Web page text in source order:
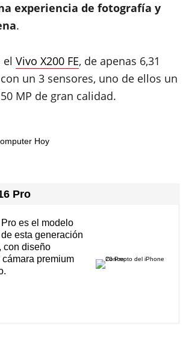
experiencia de fotografía y
.
el Vivo X200 FE, de apenas 6,31
un 3 sensores, uno de ellos un
MP de gran calidad.
Hoy
Pro
es el modelo
esta generación
con diseño
premium